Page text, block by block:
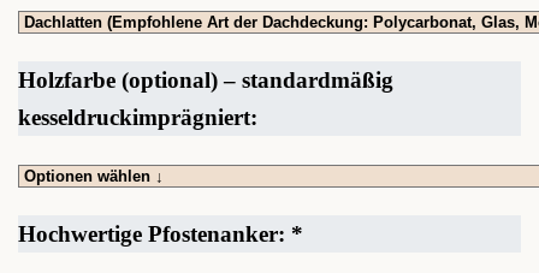
Holzfarbe (optional) – standardmäßig
kesseldruckimprägniert:
Hochwertige Pfostenanker: *